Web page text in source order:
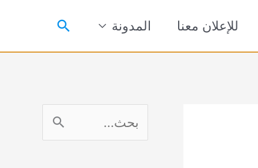
للإعلان معنا المدونة البحث
ل